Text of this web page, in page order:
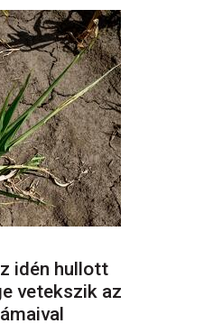
idén hullott
vetekszik az